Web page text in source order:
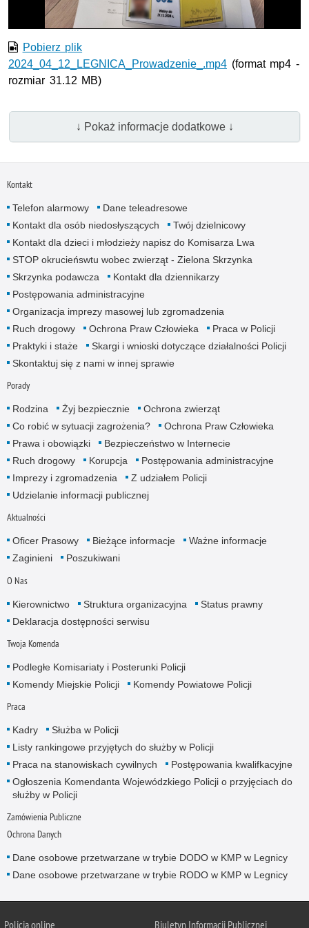
Pobierz plik
2024_04_12_LEGNICA_Prowadzenie_.mp4 (format mp4 -
rozmiar 31.12 MB)
↓ Pokaż informacje dodatkowe ↓
Kontakt
Telefon alarmowy
Dane teleadresowe
Kontakt dla osób niedosłyszących
Twój dzielnicowy
Kontakt dla dzieci i młodzieży napisz do Komisarza Lwa
STOP okrucieńswtu wobec zwierząt - Zielona Skrzynka
Skrzynka podawcza
Kontakt dla dziennikarzy
Postępowania administracyjne
Organizacja imprezy masowej lub zgromadzenia
Ruch drogowy
Ochrona Praw Człowieka
Praca w Policji
Praktyki i staże
Skargi i wnioski dotyczące działalności Policji
Skontaktuj się z nami w innej sprawie
Porady
Rodzina Żyj bezpiecznie
Ochrona zwierząt
Co robić w sytuacji zagrożenia?
Ochrona Praw Człowieka
Prawa i obowiązki
Bezpieczeństwo w Internecie
Ruch drogowy
Korupcja
Postępowania administracyjne
Imprezy i zgromadzenia
Z udziałem Policji
Udzielanie informacji publicznej
Aktualności
Oficer Prasowy Bieżące informacje
Ważne informacje
Zaginieni
Poszukiwani
O Nas
Kierownictwo Struktura organizacyjna
Status prawny
Deklaracja dostępności serwisu
Twoja Komenda
Podległe Komisariaty i Posterunki Policji
Komendy Miejskie Policji
Komendy Powiatowe Policji
Praca
Kadry
Służba w Policji
Listy rankingowe przyjętych do służby w Policji
Praca na stanowiskach cywilnych
Postępowania kwalifkacyjne
Ogłoszenia Komendanta Wojewódzkiego Policji o przyjęciach do
służby w Policji
Zamówienia Publiczne
Ochrona Danych
Dane osobowe przetwarzane w trybie DODO w KMP w Legnicy
Dane osobowe przetwarzane w trybie RODO w KMP w Legnicy
Policjaonline Biuletyn Informacji Publicznej